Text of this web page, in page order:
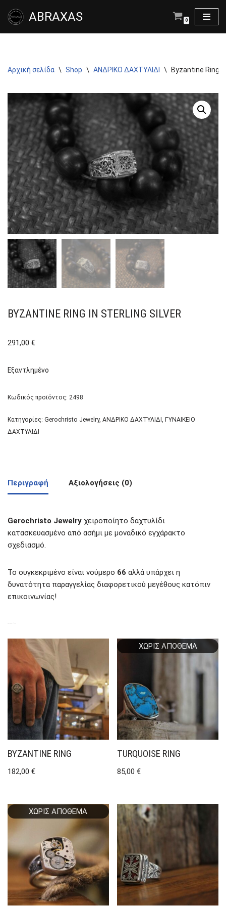
Μεταπηδήστε
ABRAXAS 0
Αρχική σελίδα \ Shop \ ΑΝΔΡΙΚΟ ΔΑΧΤΥΛΙΔΙ \ Byzantine Ring
BYZANTINE RING IN STERLING SILVER
291,00 €
Εξαντλημένο
Κωδικός προϊόντος: 2498
Κατηγορίες: Gerochristo Jewelry, ΑΝΔΡΙΚΟ ΔΑΧΤΥΛΙΔΙ ΓΥΝΑΙΚΕΙΟ
ΔΑΧΤΥΛΙΔΙ
Περιγραφή Αξιολογήσεις (0)
Gerochristo Jewelry χειροποίητο δαχτυλίδι
κατασκευασμένο από ασήμι με μοναδικό εγχάρακτο
σχεδιασμό.
Το συγκεκριμένο είναι νούμερο 66 αλλά υπάρχει η
δυνατότητα παραγγελίας διαφορετικού μεγέθους κατόπιν
επικοινωνίας!
BYZANTINE RING
182,00 €
ΧΩΡΊΣ ΑΠΌΘΕΜΑ
TURQUOISE RING
85,00€
ΧΩΡΊΣ ΑΠΌΘΕΜΑ